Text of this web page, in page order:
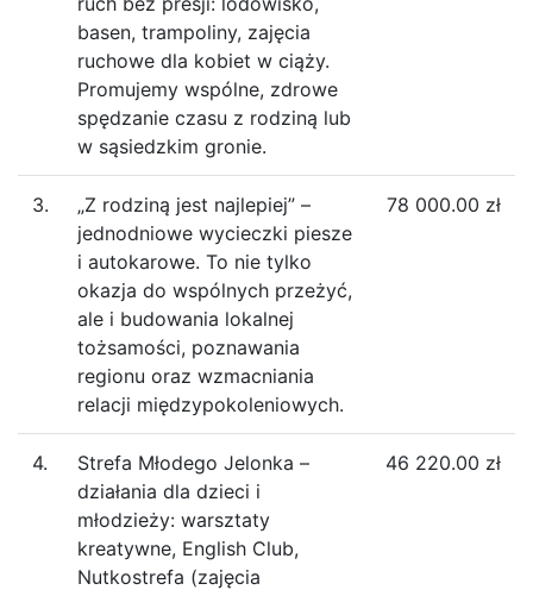
basen, trampoliny, zajęcia
ruchowe dla kobiet w ciąży.
Promujemy wspólne, zdrowe
spędzanie czasu z rodziną lub
w sąsiedzkim gronie.
3.
„Z rodziną jest najlepiej” –
jednodniowe wycieczki piesze
i autokarowe. To nie tylko
okazja do wspólnych przeżyć,
ale i budowania lokalnej
tożsamości, poznawania
regionu oraz wzmacniania
relacji międzypokoleniowych.
78 000.00 zł
4.
Strefa Młodego Jelonka –
działania dla dzieci i
młodzieży: warsztaty
kreatywne, English Club,
Nutkostrefa (zajęcia
46 220.00 zł